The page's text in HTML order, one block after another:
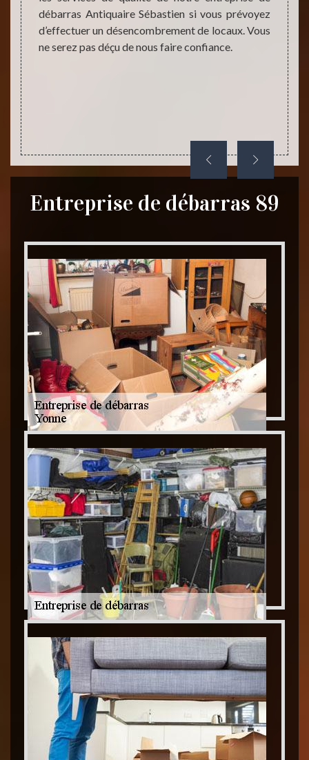
en
se
débarras Antiquaire Sébastien si vous prévoyez
d’effectuer un désencombrement de locaux. Vous
ne serez pas déçu de nous faire confiance.
feu
pas
dès
Entreprise de débarras 89